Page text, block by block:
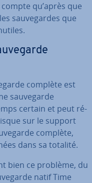
qu’après que
sau­ve­gardes que
complète est
sau­ve­garde
certain et peut ré­
sur le support
complète,
dans sa totalité.
bien ce problème, du
natif Time